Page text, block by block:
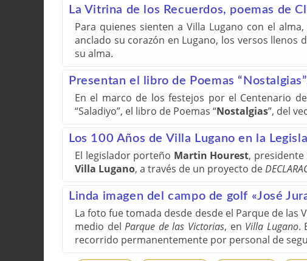
La Vitrina de los Recuerdos, poemas de
Para quienes sienten a Villa Lugano con el
anclado su corazón en Lugano, los versos
su alma.
Presentan el libro de Poemas
En el marco de los festejos por el Centenario
“Saladiyo”, el libro de Poemas “Nostalgias”, del
Los 100 Años de Villa Lugano en la
El legislador porteño Martin Hourest,
Villa Lugano, a través de un proyecto de
Linda imagen del campo de golf «José
La foto fue tomada desde desde el Parque de las
medio delParque de las Victorias, en Villa Lugano.
recorrido permanentemente por personal de